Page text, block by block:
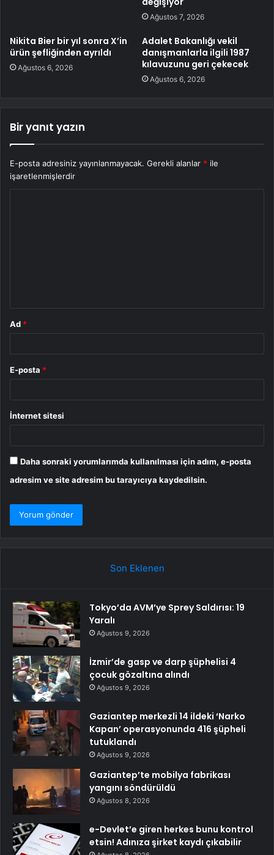
Ağustos 7, 2026
Nikita Bier bir yıl sonra X’in
ürün şefliğinden ayrıldı
Ağustos 6, 2026
Adalet Bakanlığı vekil
danışmanlarla ilgili 1987
kılavuzunu geri çekecek
Ağustos 6, 2026
Bir yanıt yazın
E-posta adresiniz yayınlanmayacak. Gerekli alanlar * ile
işaretlenmişlerdir
Ad *
E-posta *
İnternet sitesi
Daha sonraki yorumlarımda kullanılması için adım, e-posta
adresim ve site adresim bu tarayıcıya kaydedilsin.
Son Eklenen
Tokyo’da AVM’ye Sprey Saldırısı: 19
Yaralı
Ağustos 9, 2026
İzmir’de gasp ve darp şüphelisi 4
çocuk gözaltına alındı
Ağustos 9, 2026
Gaziantep merkezli 14 ildeki ‘Narko
Kapan’ operasyonunda 416 şüpheli
tutuklandı
Ağustos 9, 2026
Gaziantep’te mobilya fabrikası
yangını söndürüldü
Ağustos 8, 2026
e-Devlet’e giren herkes bunu kontrol
etsin! Adınıza şirket kaydı çıkabilir